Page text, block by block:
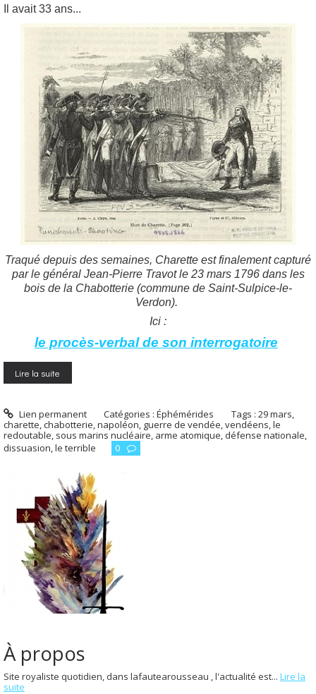
Il avait 33 ans...
Traqué depuis des semaines, Charette est finalement capturé
par le général Jean-Pierre Travot le 23 mars 1796dans les
bois de la Chabotterie (commune de Saint-Sulpice-le-
Verdon).
Ici :
le procès-verbal de son interrogatoire
Lire la suite
Lien permanent Catégories :Éphémérides Tags :29 mars
charette chabotterie napoléon guerre de vendée vendéens le
redoutable sous marins nucléaire arme atomique défense nationale
dissuasion le terrible 0
À propos
Site royaliste quotidien, dans lafautearousseau , l'actualité est... Lire la
suite